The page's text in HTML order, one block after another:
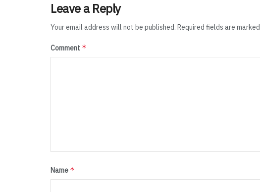
Leave a Reply
Your email address will not be published. Required fields are marked
Comment *
Name *